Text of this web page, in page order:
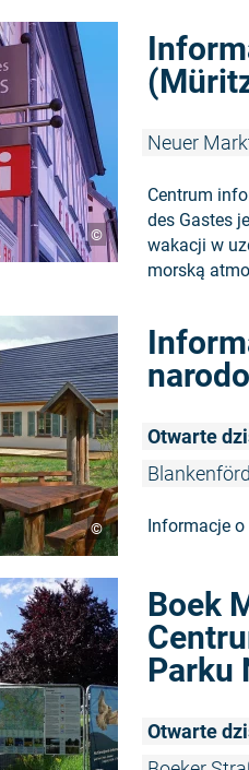
©
Neuer
Centrum
des Gastes
wakacji w
morską
©
Otwarte
Informacje
Boek
Parku
Otwarte